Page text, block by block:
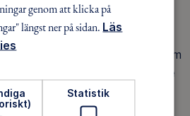
för att så många som möjligt
och de hälsoeffekter som
bidrar du också till vårt arbete
genom att klicka på
längst ner på sidan. Läs
Statistik